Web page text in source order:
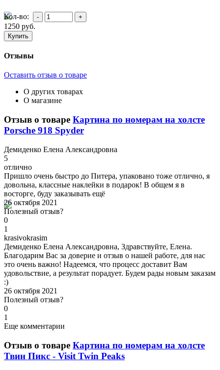
Кол-во:
1250 руб.
Отзывы
Оставить отзыв о товаре
О других товарах
О магазине
Отзыв о товаре Картина по номерам на холсте
Porsche 918 Spyder
Демиденко Елена Александровна
5
отлично
Пришло очень быстро до Питера, упаковано тоже отлично, я
довольна, классные наклейки в подарок! В общем я в
восторге, буду заказывать ещё
26 октября 2021
Полезный отзыв?
0
1
krasivokrasim
Демиденко Елена Александровна, Здравствуйте, Елена.
Благодарим Вас за доверие и отзыв о нашей работе, для нас
это очень важно! Надеемся, что процесс доставит Вам
удовольствие, а результат порадует. Будем рады новым заказам
:)
26 октября 2021
Полезный отзыв?
0
1
Еще комментарии
Отзыв о товаре Картина по номерам на холсте
Твин Пикс - Visit Twin Peaks